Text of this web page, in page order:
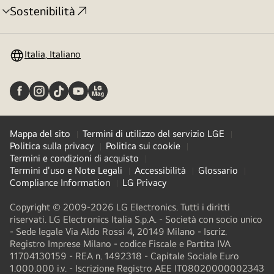
Sostenibilità
Attivazione
Italia, Italiano
Mappa del sito
Termini di utilizzo del servizio LGE
Politica sulla privacy
Politica sui cookie
Termini e condizioni di acquisto
Termini d'uso e Note Legali
Accessibilità
Glossario
Compliance Information
LG Privacy
Copyright © 2009-2026 LG Electronics. Tutti i diritti
riservati. LG Electronics Italia S.p.A. - Società con socio unico
- Sede legale Via Aldo Rossi 4, 20149 Milano - Iscriz.
Registro Imprese Milano - codice Fiscale e Partita IVA
11704130159 - REA n. 1492318 - Capitale Sociale Euro
1.000.000 i.v. - Iscrizione Registro AEE IT08020000002343​